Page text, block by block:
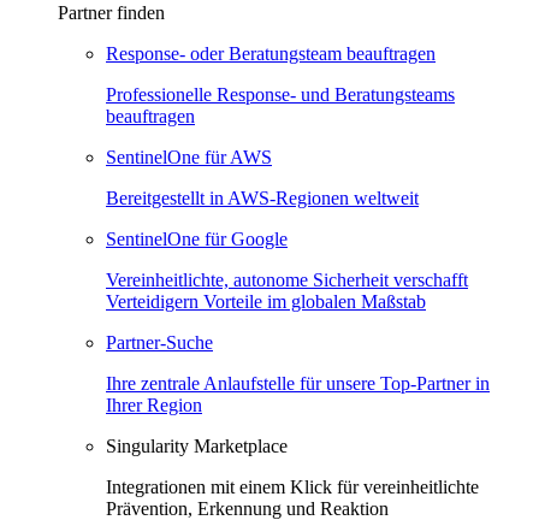
Partner finden
Response- oder Beratungsteam beauftragen
Professionelle Response- und Beratungsteams
beauftragen
SentinelOne für AWS
Bereitgestellt in AWS-Regionen weltweit
SentinelOne für Google
Vereinheitlichte, autonome Sicherheit verschafft
Verteidigern Vorteile im globalen Maßstab
Partner-Suche
Ihre zentrale Anlaufstelle für unsere Top-Partner in
Ihrer Region
Singularity Marketplace
Integrationen mit einem Klick für vereinheitlichte
Prävention, Erkennung und Reaktion